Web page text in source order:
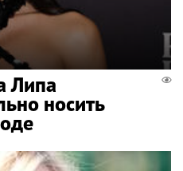
Липа
носить